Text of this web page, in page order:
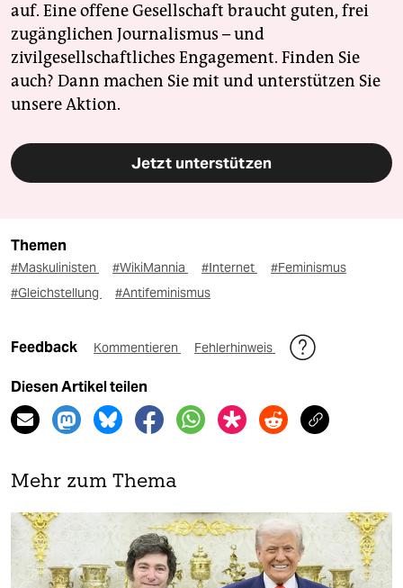
auf. Eine offene Gesellschaft braucht guten, frei
zugänglichen Journalismus – und
zivilgesellschaftliches Engagement. Finden Sie
auch? Dann machen Sie mit und unterstützen Sie
unsere Aktion.
Jetzt unterstützen
Themen
#Maskulinisten #WikiMannia #Internet
#Feminismus
#Gleichstellung
#Antifeminismus
Feedback Kommentieren Fehlerhinweis
Diesen Artikel teilen
Mehr zum Thema